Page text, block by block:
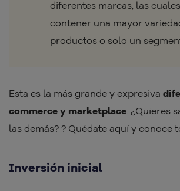
diferentes marcas, las
contener una mayor
productos o solo un
Esta es la más grande y expresiva
commerce y marketplace. ¿Quieres
las demás? ? Quédate aquí y conoce
Inversión inicial